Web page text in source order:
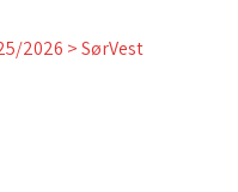
2026 > SørVest